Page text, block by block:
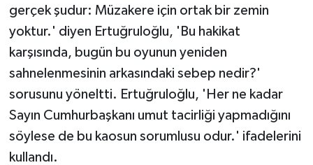
gerçek şudur: Müzakere için ortak bir zemin
yoktur.' diyen Ertuğruloğlu, 'Bu hakikat
karşısında, bugün bu oyunun yeniden
sahnelenmesinin arkasındaki sebep nedir?'
sorusunu yöneltti. Ertuğruloğlu, 'Her ne kadar
Sayın Cumhurbaşkanı umut tacirliği yapmadığını
söylese de bu kaosun sorumlusu odur.' ifadelerini
kullandı.